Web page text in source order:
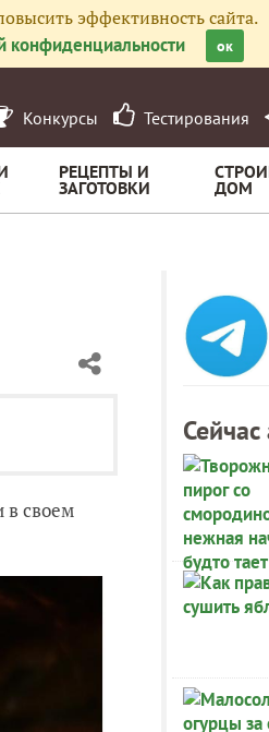
эффективность сайта.
конфиденциальности ок
Конкурсы Тестирования
РЕЦЕПТЫ И
ЗАГОТОВКИ ДОМ
в своем
Сейчас